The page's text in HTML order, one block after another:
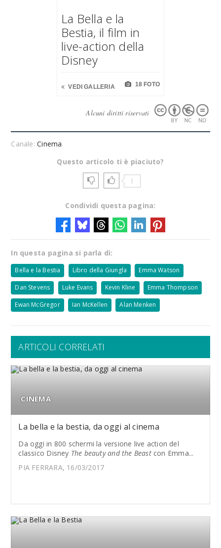
La Bella e la
Bestia, il film in
live-action della
Disney
VEDI GALLERIA 18 FOTO
Alcuni diritti riservati
Canale:Cinema
Questo articolo ti è piaciuto?
1
Condividi questa pagina:
In questa pagina si parla di:
Bella e la Bestia Libro della Giungla Emma Watson
Dan Stevens Luke Evans Kevin Kline Emma Thompson
Ewan McGregor Ian McKellen Alan Menken
ARTICOLI CORRELATI
CINEMA
La bella e la bestia, da oggi al cinema
Da oggi in 800 schermi la versione live action del
classico Disney The beauty and the Beastcon Emma...
PIA FERRARA, 16/03/2017